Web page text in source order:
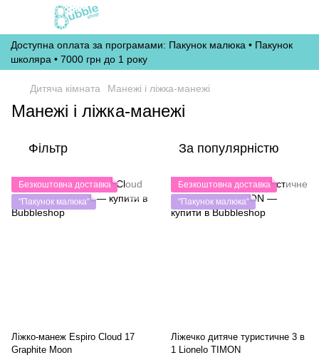
Доступна оплата за програмами: Пакунок малюка • Пакунок
школяра • 7000 грн до 1 року
Дитяча кімната Манежі і ліжка-манежі
Манежі і ліжка-манежі
Фільтр За популярністю
Безкоштовна доставка
"Пакунок малюка"
Ліжко-манеж Espiro Cloud 17
Graphite Moon
Безкоштовна доставка
"Пакунок малюка"
Ліжечко дитяче туристичне 3 в
1 Lionelo TIMON